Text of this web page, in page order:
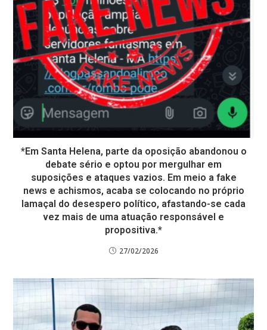
*Em Santa Helena, parte da oposição abandonou o
debate sério e optou por mergulhar em
suposições e ataques vazios. Em meio a fake
news e achismos, acaba se colocando no próprio
lamaçal do desespero político, afastando-se cada
vez mais de uma atuação responsável e
propositiva.*
27/02/2026